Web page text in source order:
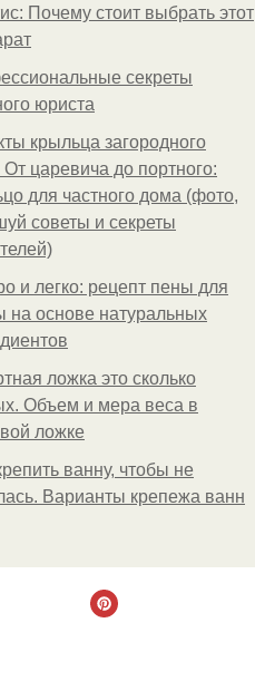
Почему стоит выбрать этот
секреты
юриста
крыльца загородного
царевича до портного:
для частного дома (фото,
советы и секреты
и легко: рецепт пены для
на основе натуральных
ложка это сколько
Объем и мера веса в
ложке
ванну, чтобы не
Варианты крепежа ванн